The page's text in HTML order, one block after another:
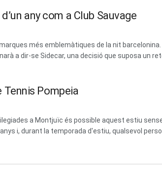
any com a Club Sauvage
més emblemàtiques de la nit
a dir-se Sidecar, una decisió que suposa un
Tennis Pompeia
a Montjuïc és possible aquest estiu
i, durant la temporada d'estiu, qualsevol